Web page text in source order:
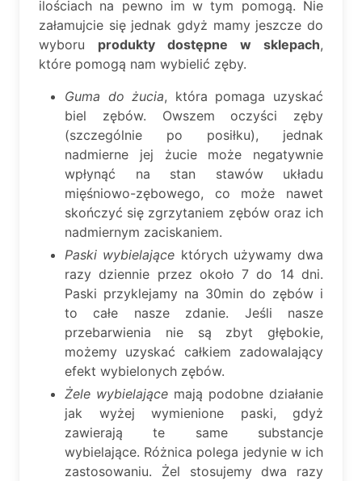
ilościach na pewno im w tym pomogą. Nie
załamujcie się jednak gdyż mamy jeszcze do
wyboru produkty dostępne w sklepach,
które pomogą nam wybielić zęby.
Guma do żucia, która pomaga uzyskać
biel zębów. Owszem oczyści zęby
(szczególnie po posiłku), jednak
nadmierne jej żucie może negatywnie
wpłynąć na stan stawów układu
mięśniowo-zębowego, co może nawet
skończyć się zgrzytaniem zębów oraz ich
nadmiernym zaciskaniem.
Paski wybielające których używamy dwa
razy dziennie przez około 7 do 14 dni.
Paski przyklejamy na 30min do zębów i
to całe nasze zdanie. Jeśli nasze
przebarwienia nie są zbyt głębokie,
możemy uzyskać całkiem zadowalający
efekt wybielonych zębów.
Żele wybielające mają podobne działanie
jak wyżej wymienione paski, gdyż
zawierają te same substancje
wybielające. Różnica polega jedynie w ich
zastosowaniu. Żel stosujemy dwa razy